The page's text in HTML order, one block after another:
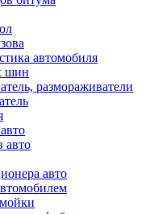
автомобиля
шин
размораживатели
авто
авто